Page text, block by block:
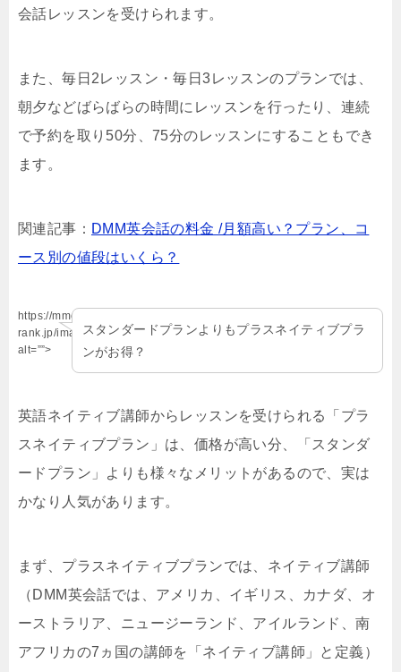
会話レッスンを受けられます。
また、毎日2レッスン・毎日3レッスンのプランでは、
朝夕などばらばらの時間にレッスンを行ったり、連続
で予約を取り50分、75分のレッスンにすることもでき
ます。
関連記事： DMM英会話の料金 /月額高い？プラン、コ
ース別の値段はいくら？
https://mmo-
rank.jp/images/hatena.jpg”
alt=””>
スタンダードプランよりもプラスネイティブプラ
ンがお得？
英語ネイティブ講師からレッスンを受けられる「プラ
スネイティブプラン」は、価格が高い分、「スタンダ
ードプラン」よりも様々なメリットがあるので、実は
かなり人気があります。
まず、プラスネイティブプランでは、ネイティブ講師
（DMM英会話では、アメリカ、イギリス、カナダ、オ
ーストラリア、ニュージーランド、アイルランド、南
アフリカの7ヵ国の講師を「ネイティブ講師」と定義）